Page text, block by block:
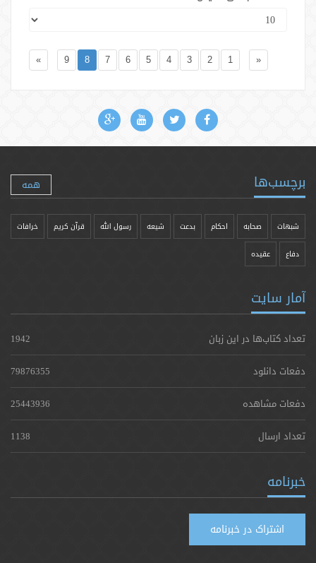
«
1
2
3
4
5
6
7
8
9
»
برچسب‌ها همه
شبهات صحابه احکام بدعت شیعه رسول الله قرآن کریم خرافات
دفاع عقیده
آمار سایت
تعداد کتاب‌ها در این زبان
1942
دفعات دانلود
79876355
دفعات مشاهده
25443936
تعداد ارسال
1138
خبرنامه
اشتراک در خبرنامه